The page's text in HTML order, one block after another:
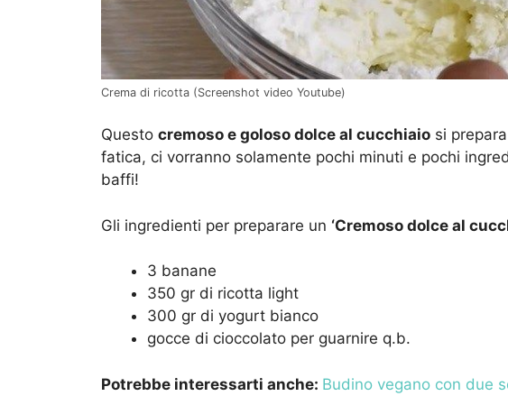
Crema di ricotta (Screenshot video Youtube)
Questo cremoso e goloso dolce al cucchiaio si
fatica, ci vorranno solamente pochi minuti e pochi
baffi!
Gli ingredienti per preparare un ‘Cremoso dolce al
3 banane
350 gr di ricotta light
300 gr di yogurt bianco
gocce di cioccolato per guarnire q.b.
Potrebbe interessarti anche: Budino vegano con due